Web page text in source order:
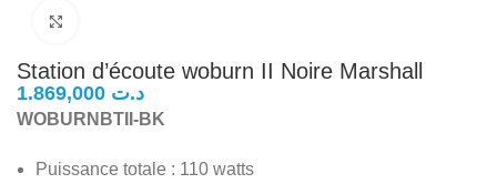
Station d’écoute woburn II Noire Marshall
د.ت
WOBURNBTII-BK
Puissance totale : 110 watts